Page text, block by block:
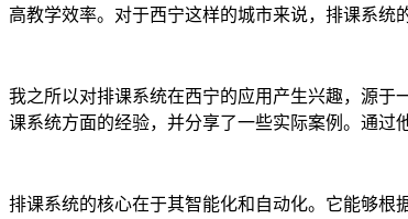
高教学效率。对于西宁这样的城市来说，排课系统
我之所以对排课系统在西宁的应用产生兴趣，源
课系统方面的经验，并分享了一些实际案例。通过
排课系统的核心在于其智能化和自动化。它能够